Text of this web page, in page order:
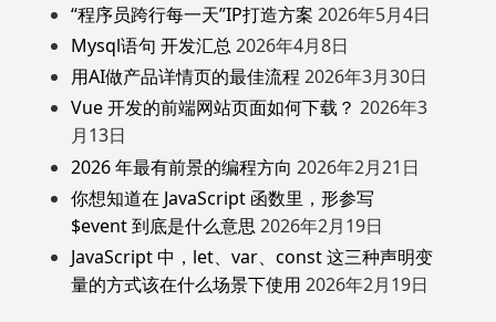
“程序员跨行每一天”IP打造方案 2026年5月4日
Mysql语句 开发汇总 2026年4月8日
用AI做产品详情页的最佳流程 2026年3月30日
Vue 开发的前端网站页面如何下载？ 2026年3
月13日
2026 年最有前景的编程方向 2026年2月21日
你想知道在 JavaScript 函数里，形参写
$event 到底是什么意思 2026年2月19日
JavaScript 中，let、var、const 这三种声明变
量的方式该在什么场景下使用 2026年2月19日